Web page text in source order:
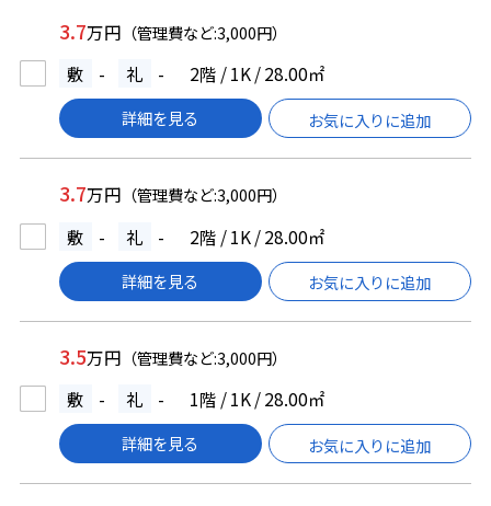
3.7万円 （管理費など:3,000円）
敷 - 礼 - 2階 / 1K / 28.00㎡
詳細を見る お気に入りに追加
3.7万円 （管理費など:3,000円）
敷 - 礼 - 2階 / 1K / 28.00㎡
詳細を見る お気に入りに追加
3.5万円 （管理費など:3,000円）
敷 - 礼 - 1階 / 1K / 28.00㎡
詳細を見る お気に入りに追加